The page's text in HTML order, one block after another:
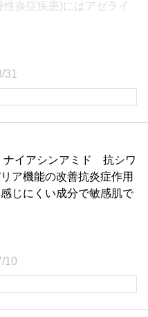
性炎症疾患)にはアゼライ
31
ナイアシンアミド 抗シワ
ア機能の改善抗炎症作用
じにくい成分で敏感肌で
10